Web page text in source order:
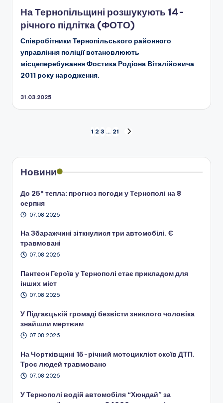
На Тернопільщині розшукують 14-
річного підлітка (ФОТО)
Співробітники Тернопільського районного
управління поліції встановлюють
місцеперебування Фостика Родіона Віталійовича
2011 року народження.
31.03.2025
записів
1 2 3 … 21
Новини
До 25° тепла: прогноз погоди у Тернополі на 8
серпня
07.08.2026
На Збаражчині зіткнулися три автомобілі. Є
травмовані
07.08.2026
Пантеон Героїв у Тернополі стає прикладом для
інших міст
07.08.2026
У Підгаєцькій громаді безвісти зниклого чоловіка
знайшли мертвим
07.08.2026
На Чортківщині 15-річний мотоцикліст скоїв ДТП.
Троє людей травмовано
07.08.2026
У Тернополі водій автомобіля “Хюндай” за